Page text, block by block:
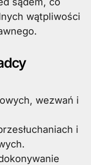
wątpliwości
wezwań i
i